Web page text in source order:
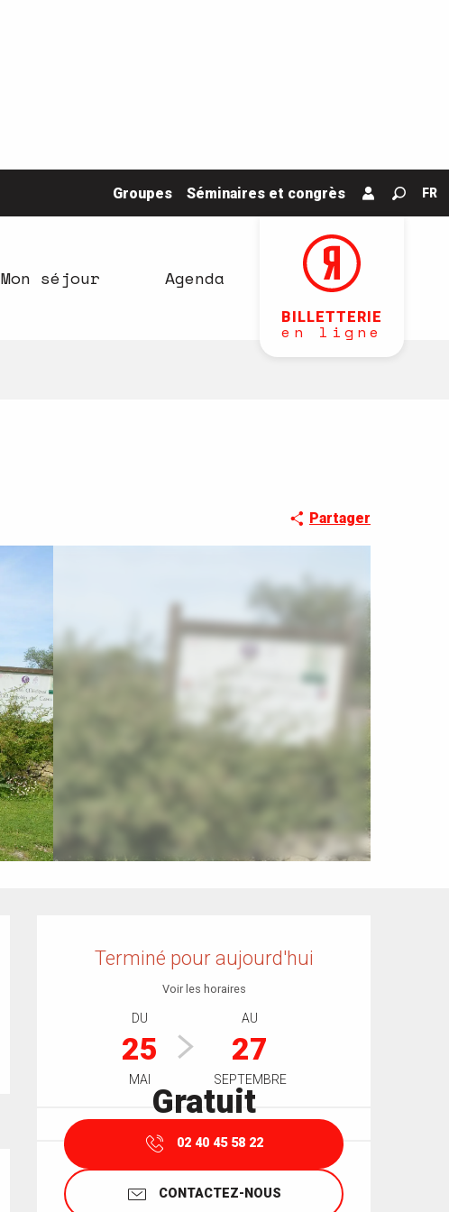
Groupes Séminaires et congrès FR
BILLETTERIE
en ligne
Mon séjour Agenda
Partager
Terminé pour aujourd'hui
Voir les horaires
DU
25
MAI
AU
27
SEPTEMBRE
Gratuit
02 40 45 58 22
CONTACTEZ-NOUS